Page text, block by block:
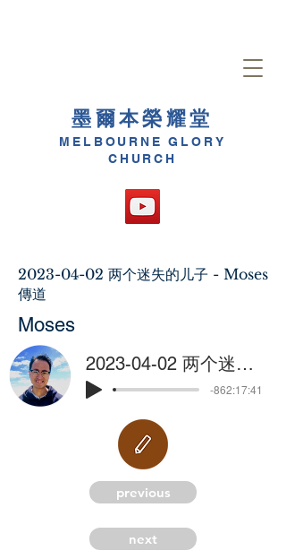
墨爾本榮耀堂
MELBOURNE GLORY
CHURCH
M
2023-04-02 两个迷失的儿子 - Moses
傳道
Moses
2023-04-02 两个迷失的儿子 - Moses傳道
-862:17:41
previous
next